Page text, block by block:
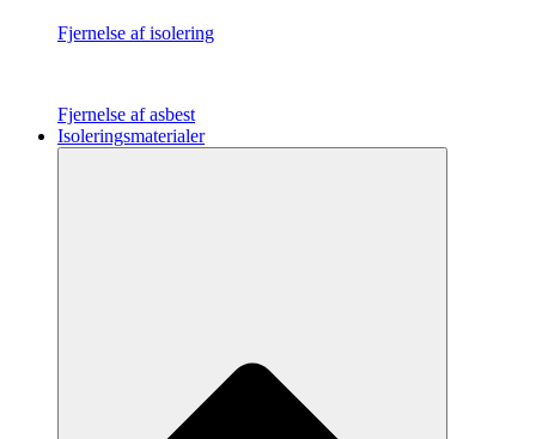
Fjernelse af isolering
Fjernelse af asbest
Isoleringsmaterialer